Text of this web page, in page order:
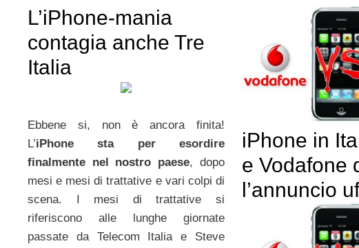
L’iPhone-mania
contagia anche Tre
Italia
Ebbene si, non è ancora finita!
L’iPhone sta per esordire
finalmente nel nostro paese, dopo
mesi e mesi di trattative e vari colpi di
scena. I mesi di trattative si
riferiscono alle lunghe giornate
passate da Telecom Italia e Steve
iPhone in
e Vodafone
l’annuncio